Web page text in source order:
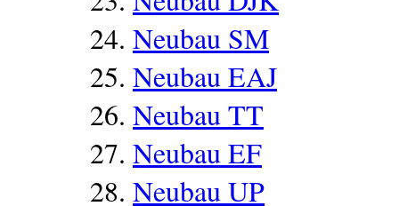
Neubau SM
Neubau EAJ
Neubau TT
Neubau EF
Neubau UP